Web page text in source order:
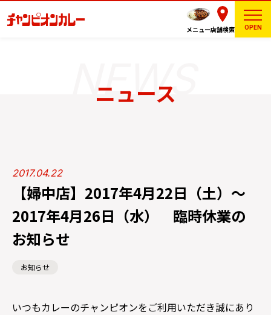
メニュー店舗検索 OPEN
ニュース
2017.04.22
【婦中店】2017年4月22日（土）～
2017年4月26日（水） 臨時休業の
お知らせ
お知らせ
いつもカレーのチャンピオンをご利用いただき誠にあり